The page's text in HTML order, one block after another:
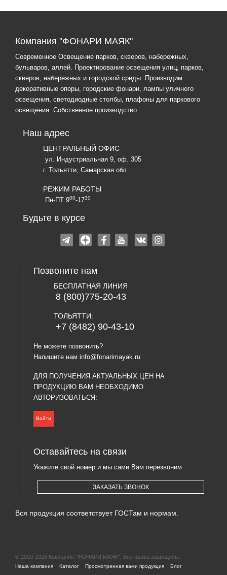
Компания "ФОНАРИ МАЯК"
Современное Освещение парков, скверов, набережных,
бульваров, аллей. Проектирование освещения улиц, парков,
скверов, набережных и городской среды. Производим
декоративные опоры, городские фонари, лампы уличного
освещения, светодиодные столбы, плафоны для паркового
освещения. Собственное производство.
Наш адрес
ЦЕНТРАЛЬНЫЙ ОФИС
ул. Индустриальная 9, оф. 305
г. Тольятти, Самарская обл.
РЕЖИМ РАБОТЫ
Пн-ПТ 900-1730
Будьте в курсе
Позвоните нам
БЕСПЛАТНАЯ ЛИНИЯ
8 (800)775-20-43
ТОЛЬЯТТИ:
+7 (8482) 90-43-10
Не можете позвонить?
Напишите нам info@fonarimayak.ru
ДЛЯ ПОЛУЧЕНИЯ АКТУАЛЬНЫХ ЦЕН НА
ПРОДУКЦИЮ ВАМ НЕОБХОДИМО
АВТОРИЗОВАТЬСЯ:
Войти
Оставайтесь на связи
Укажите свой номер и мы сами Вам перезвоним
ЗАКАЗАТЬ ЗВОНОК
Вся продукция соответствует ГОСТам и нормам.
© 2020-2026 Компания "ФОНАРИ МАЯК". Все права защищены.
Наша компания Каталог Просмотренная вами продукция Блог